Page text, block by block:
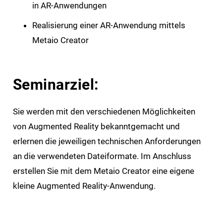
in AR-Anwendungen
Realisierung einer AR-Anwendung mittels
Metaio Creator
Seminarziel:
Sie werden mit den verschiedenen Möglichkeiten
von Augmented Reality bekanntgemacht und
erlernen die jeweiligen technischen Anforderungen
an die verwendeten Dateiformate. Im Anschluss
erstellen Sie mit dem Metaio Creator eine eigene
kleine Augmented Reality-Anwendung.